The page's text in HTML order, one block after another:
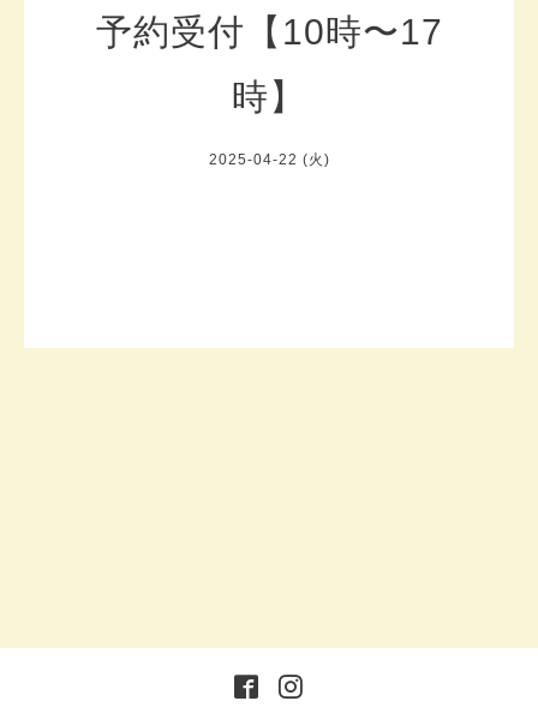
予約受付【10時〜17
時】
2025-04-22 (火)